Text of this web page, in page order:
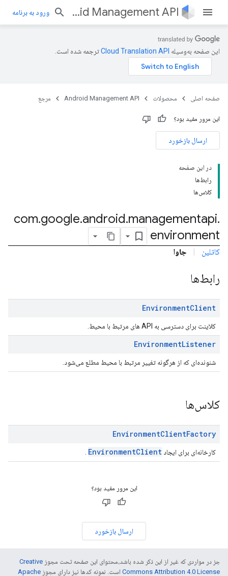
Android Management API ورود به برنامه
این صفحه به‌وسیله ترجمه شده است.
صفحه اصلی محصولات Android Management API مرجع
این مرور مفید بود؟
ارسال بازخورد
در این صفحه
رابط‌ها
کلاس‌ها
com.google.android.managementapi.
environment
کاتلین | جاوا
رابط‌ها
EnvironmentClient
کلاینت برای دسترسی به API های مرتبط با محیط.
EnvironmentListener
شنونده‌ای که از هرگونه تغییر مرتبط با محیط مطلع می‌شود.
کلاس‌ها
EnvironmentClientFactory
کارخانه‌ای برای ایجاد EnvironmentClient
این مرور مفید بود؟
ارسال بازخورد
جز در مواردی که غیر از این ذکر شده باشد،‌محتوای این صفحه تحت مجوز Creative
Commons Attribution 4.0 License است. نمونه کدها نیز دارای مجوز Apache